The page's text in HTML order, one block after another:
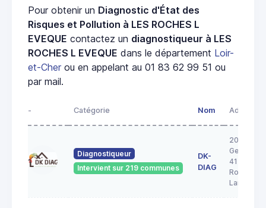
Pour obtenir un Diagnostic d'État des
Risques et Pollution à LES ROCHES L
EVEQUE contactez un diagnostiqueur à LES
ROCHES L EVEQUE dans le département Loir-
et-Cher ou en appelant au 01 83 62 99 51 ou
par mail.
- Catégorie Nom Adresse
Diagnostiqueur
Intervient sur 219 communes
DK-
DIAG
20A rue
George
41200
Lanthenay